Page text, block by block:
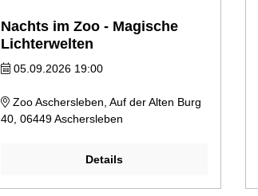
Nachts im Zoo - Magische
Lichterwelten
05.09.2026 19:00
Zoo Aschersleben, Auf der Alten Burg
40, 06449 Aschersleben
Details